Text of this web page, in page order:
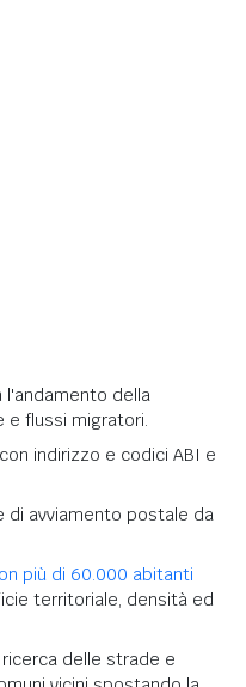
l'andamento della
e flussi migratori.
con indirizzo e codici ABI e
di avviamento postale da
più di 60.000 abitanti
territoriale, densità ed
delle strade e